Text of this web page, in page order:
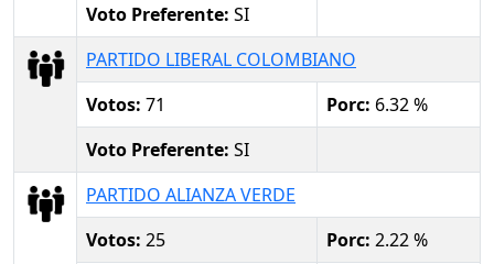
Voto Preferente: SI
PARTIDO LIBERAL COLOMBIANO
Votos: 71 Porc: 6.32 %
Voto Preferente: SI
PARTIDO ALIANZA VERDE
Votos: 25 Porc: 2.22 %